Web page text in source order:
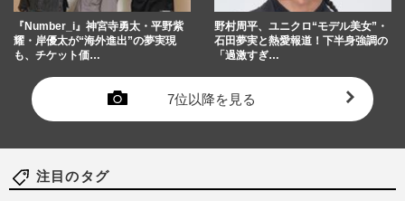
『Number_i』神宮寺勇太・平野紫
耀・岸優太が“海外進出”の夢実現
も、チケット価…
野村周平、ユニクロ“モデル美女”・
石田夢実と熱愛報道！下半身強調の
「過激すぎ…
7位以降を見る
注目のタグ